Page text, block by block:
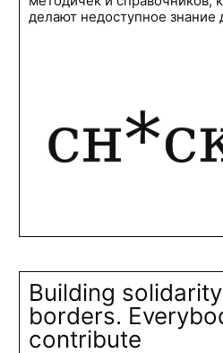
делают недоступное знание
Building
borders.
contribute